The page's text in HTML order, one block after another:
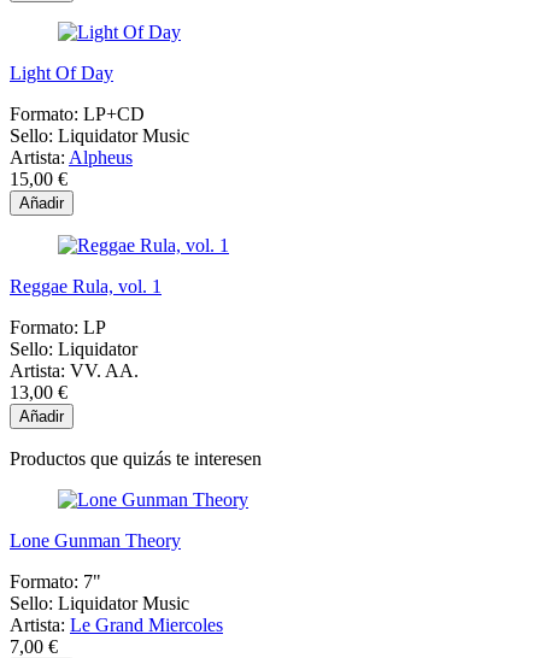
Light Of Day
Formato: LP+CD
Sello: Liquidator Music
Artista: Alpheus
15,00 €
Añadir
Reggae Rula, vol. 1
Formato: LP
Sello: Liquidator
Artista: VV. AA.
13,00 €
Añadir
Productos que quizás te interesen
Lone Gunman Theory
Formato: 7"
Sello: Liquidator Music
Artista: Le Grand Miercoles
7,00 €